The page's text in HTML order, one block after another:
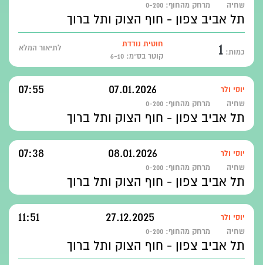
שחיה מרחק מהחוף: 0-200
תל אביב צפון - חוף הצוק ותל ברוך
כמות: 1
חוטית נודדת
קוטר בס״מ: 6-10
לתיאור המלא
יוסי ולר 07.01.2026
07:55
שחיה מרחק מהחוף: 0-200
תל אביב צפון - חוף הצוק ותל ברוך
יוסי ולר 08.01.2026
07:38
שחיה מרחק מהחוף: 0-200
תל אביב צפון - חוף הצוק ותל ברוך
יוסי ולר 27.12.2025
11:51
שחיה מרחק מהחוף: 0-200
תל אביב צפון - חוף הצוק ותל ברוך